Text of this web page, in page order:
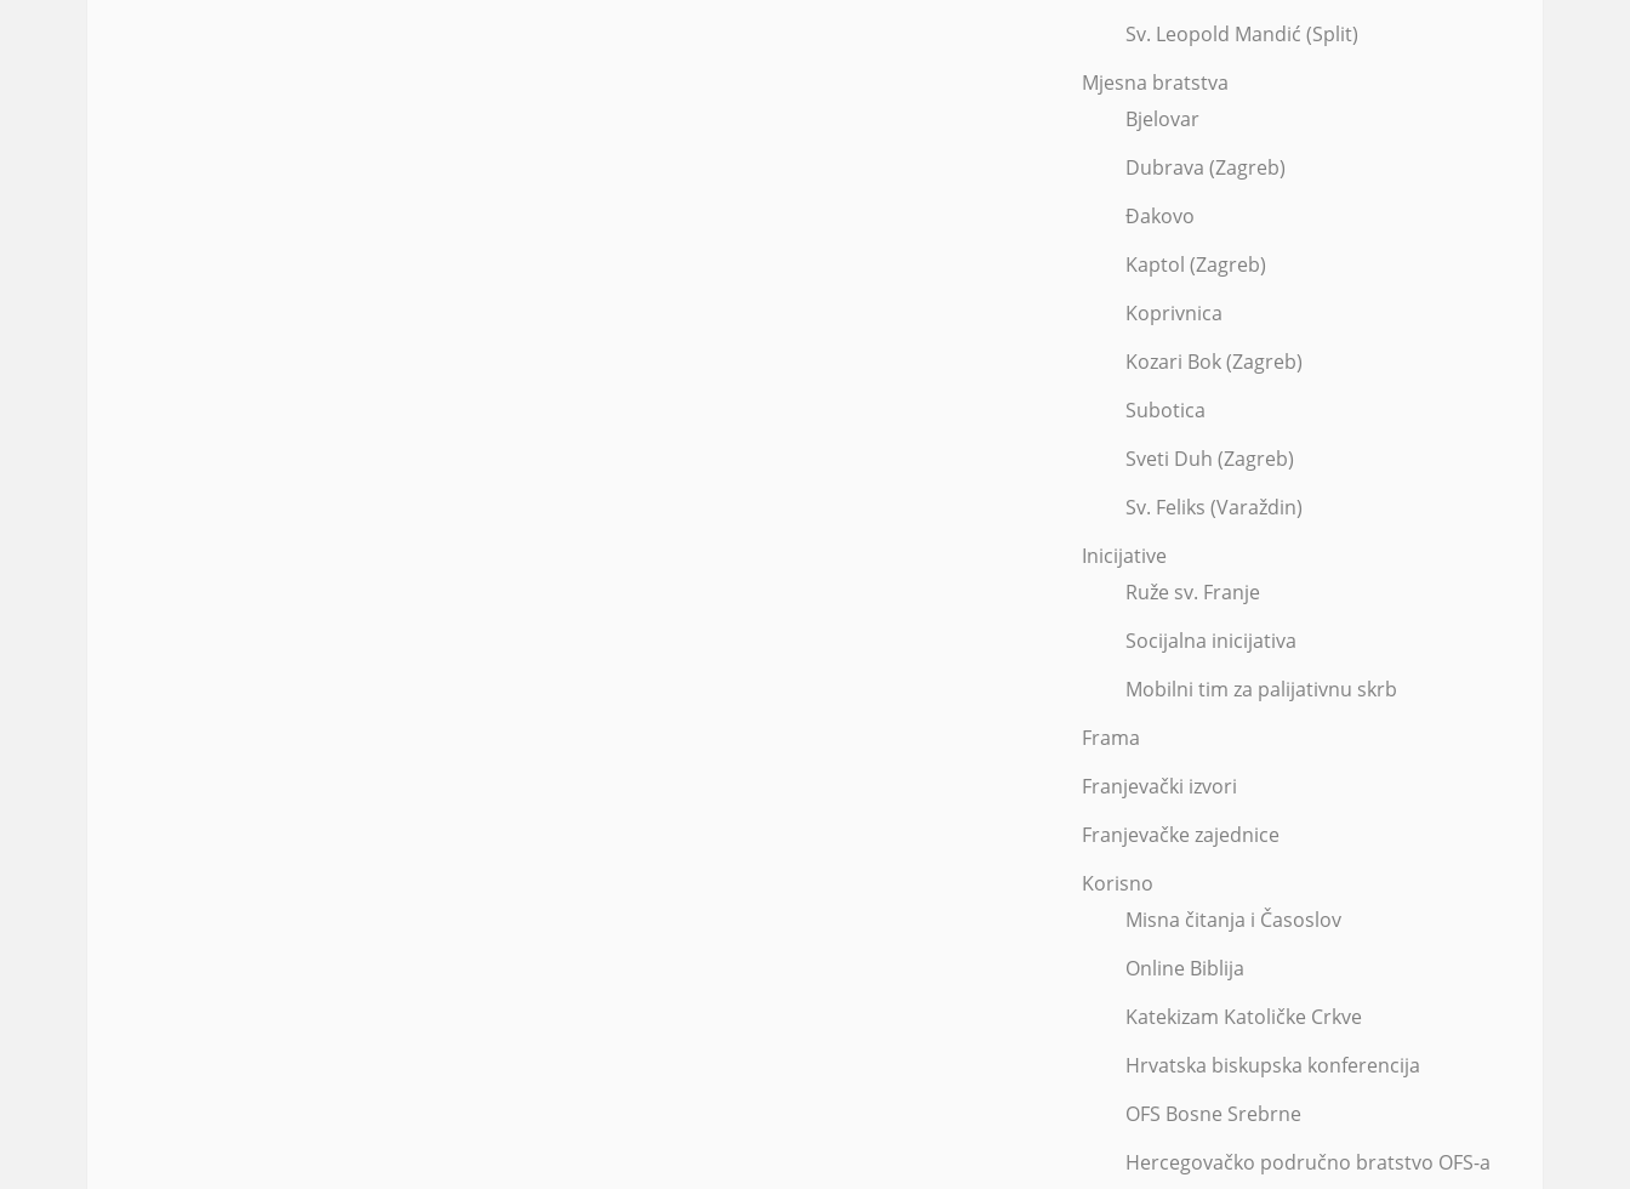
Sv. Leopold Mandić (Split)
Mjesna bratstva
Bjelovar
Dubrava (Zagreb)
Đakovo
Kaptol (Zagreb)
Koprivnica
Kozari Bok (Zagreb)
Subotica
Sveti Duh (Zagreb)
Sv. Feliks (Varaždin)
Inicijative
Ruže sv. Franje
Socijalna inicijativa
Mobilni tim za palijativnu skrb
Frama
Franjevački izvori
Franjevačke zajednice
Korisno
Misna čitanja i Časoslov
Online Biblija
Katekizam Katoličke Crkve
Hrvatska biskupska konferencija
OFS Bosne Srebrne
Hercegovačko područno bratstvo OFS-a